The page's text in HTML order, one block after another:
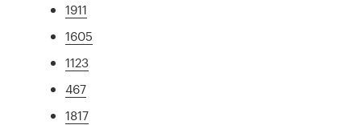
1911
1605
1123
467
1817